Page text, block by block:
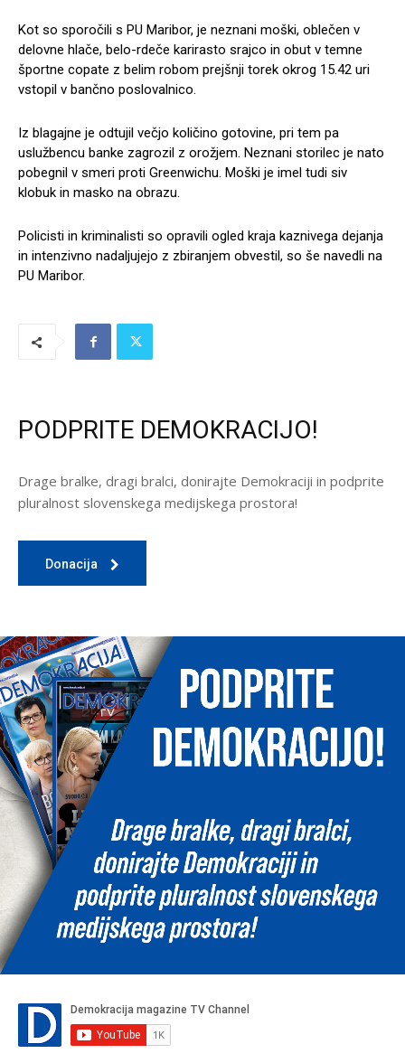
Kot so sporočili s PU Maribor, je neznani moški, oblečen v
delovne hlače, belo-rdeče karirasto srajco in obut v temne
športne copate z belim robom prejšnji torek okrog 15.42 uri
vstopil v bančno poslovalnico.
Iz blagajne je odtujil večjo količino gotovine, pri tem pa
uslužbencu banke zagrozil z orožjem. Neznani storilec je nato
pobegnil v smeri proti Greenwichu. Moški je imel tudi siv
klobuk in masko na obrazu.
Policisti in kriminalisti so opravili ogled kraja kaznivega dejanja
in intenzivno nadaljujejo z zbiranjem obvestil, so še navedli na
PU Maribor.
PODPRITE DEMOKRACIJO!
Drage bralke, dragi bralci, donirajte Demokraciji in podprite
pluralnost slovenskega medijskega prostora!
Donacija